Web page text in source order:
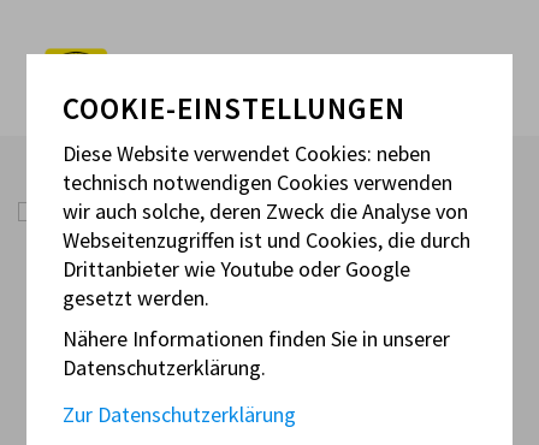
OFFIZIELLE
Eine Liste aller aktiven Offiziellen folgt.
COOKIE-EINSTELLUNGEN
Diese Website verwendet Cookies: neben
technisch notwendigen Cookies verwenden
wir auch solche, deren Zweck die Analyse von
Webseitenzugriffen ist und Cookies, die durch
Drittanbieter wie Youtube oder Google
gesetzt werden.
Nähere Informationen finden Sie in unserer
Datenschutzerklärung.
Zur Datenschutzerklärung